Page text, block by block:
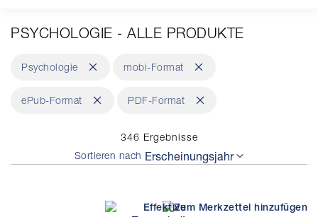
PSYCHOLOGIE - ALLE PRODUKTE
Psychologie
Dies
mobi-Format
Dies
ePub-Format
Dies
PDF-Format
Dies
346 Ergebnisse
Sortieren nach Erscheinungsjahr